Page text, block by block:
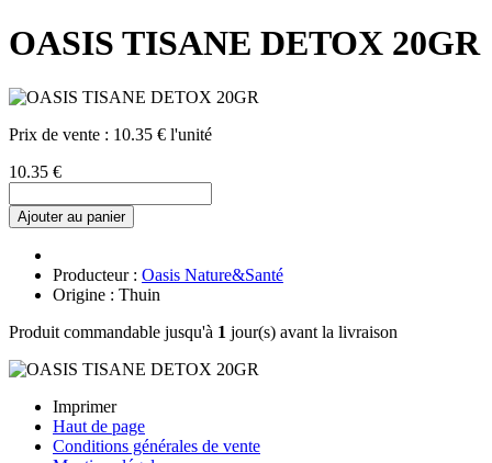
OASIS TISANE DETOX 20GR
Prix de vente : 10.35 € l'unité
10.35 €
Ajouter au panier
Producteur : Oasis Nature&Santé
Origine : Thuin
Produit commandable jusqu'à 1 jour(s) avant la livraison
Imprimer
Haut de page
Conditions générales de vente